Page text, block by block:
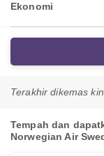
Ekonomi
Terakhir dikemas
Tempah dan
Norwegian Air